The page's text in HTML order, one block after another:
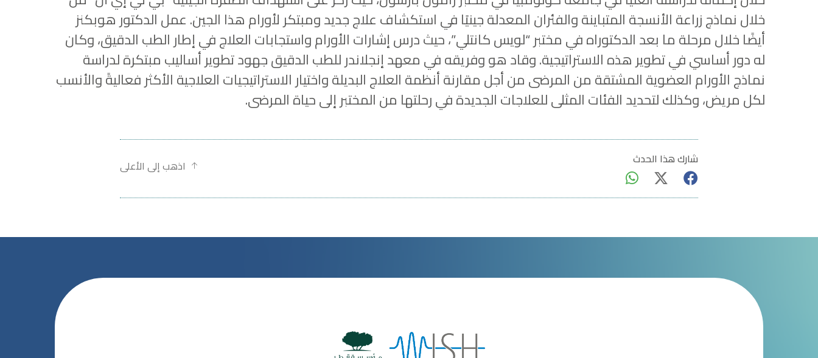
خلال نماذج زراعة الأنسجة المتباينة والفئران المعدلة جينيًا في استكشاف علاج جديد ومبتكر لأورام هذا الجين. عمل الدكتور هوبكنز
أيضًا خلال مرحلة ما بعد الدكتوراه في مختبر “لويس كانتلي”، حيث درس إشارات الأورام واستجابات العلاج في إطار الطب الدقيق، وكان
له دور أساسي في تطوير هذه الاستراتيجية. وقاد هو وفريقه في معهد إنجلاندر للطب الدقيق جهود تطوير أساليب مبتكرة لدراسة
نماذج الأورام العضوية المشتقة من المرضى من أجل مقارنة أنظمة العلاج البديلة واختيار الاستراتيجيات العلاجية الأكثر فعاليةً والأنسب
لكل مريض، وكذلك لتحديد الفئات المثلى للعلاجات الجديدة في رحلتها من المختبر إلى حياة المرضى.
شارك هذا الحدث اذهب إلى الأعلى